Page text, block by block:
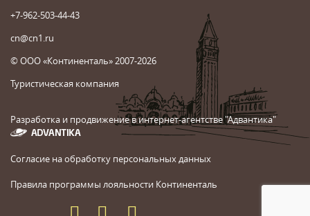
+7-962-503-44-43
cn@cn1.ru
© ООО «Континенталь» 2007-2026
Туристическая компания
Разработка и продвижение в интернет-агентстве "Адвантика"
Согласие на обработку персональных данных
Правила программы лояльности Континенталь